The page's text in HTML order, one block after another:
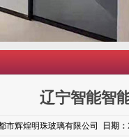
辽宁智能智
市辉煌明珠玻璃有限公司 日期：